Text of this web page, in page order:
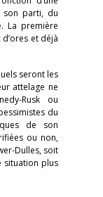
son parti, du
La première
et déjà
seront les
attelage ne
Rusk ou
du
de son
ou non,
Dulles, soit
situation plus